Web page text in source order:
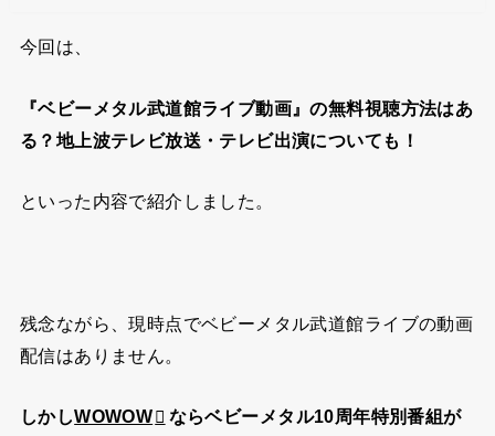
今回は、
『ベビーメタル武道館ライブ動画』の無料視聴方法はあ
る？地上波テレビ放送・テレビ出演についても！
といった内容で紹介しました。
残念ながら、現時点でベビーメタル武道館ライブの動画
配信はありません。
しかしWOWOW
ならベビーメタル10周年特別番組が